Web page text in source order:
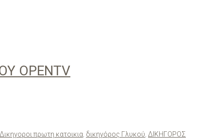
OPENTV
Δικηγοροι πρωτη κατοικια δικηγόρος Γλυκού ΔΙΚΗΓΟΡΟΣ